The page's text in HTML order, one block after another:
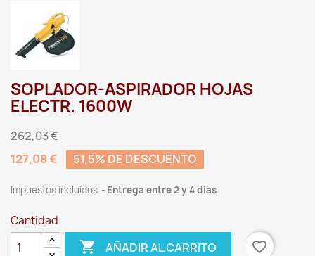
SOPLADOR-ASPIRADOR HOJAS
ELECTR. 1600W
262,03 €
127,08 €
51,5% DE DESCUENTO
Impuestos incluidos Entrega entre 2 y 4 dias
Cantidad
 AÑADIR AL CARRITO
favorite_border